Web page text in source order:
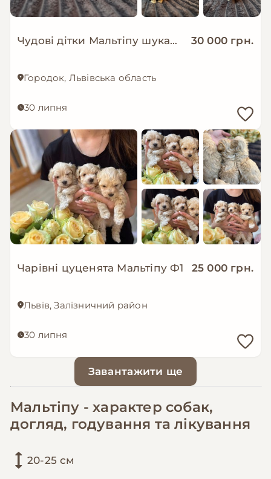
Чудові дітки Мальтіпу шукають сім’ю 30 000 грн.
Городок, Львівська область
30 липня
Чарівні цуценята Мальтіпу Ф1 25 000 грн.
Львів, Залізничний район
30 липня
Завантажити ще
Мальтіпу - характер собак,
догляд, годування та лікування
20-25 см